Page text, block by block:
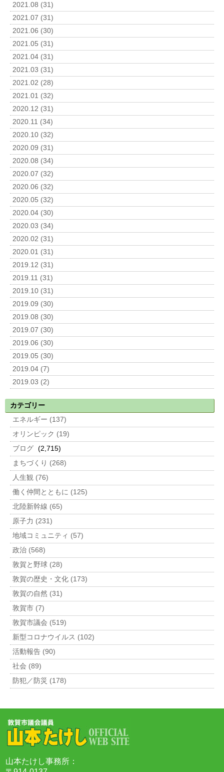
2021.08 (31)
2021.07 (31)
2021.06 (30)
2021.05 (31)
2021.04 (31)
2021.03 (31)
2021.02 (28)
2021.01 (32)
2020.12 (31)
2020.11 (34)
2020.10 (32)
2020.09 (31)
2020.08 (34)
2020.07 (32)
2020.06 (32)
2020.05 (32)
2020.04 (30)
2020.03 (34)
2020.02 (31)
2020.01 (31)
2019.12 (31)
2019.11 (31)
2019.10 (31)
2019.09 (30)
2019.08 (30)
2019.07 (30)
2019.06 (30)
2019.05 (30)
2019.04 (7)
2019.03 (2)
カテゴリー
エネルギー (137)
オリンピック (19)
ブログ (2,715)
まちづくり (268)
人生観 (76)
働く仲間とともに (125)
北陸新幹線 (65)
原子力 (231)
地域コミュニティ (57)
政治 (568)
敦賀と野球 (28)
敦賀の歴史・文化 (173)
敦賀の自然 (31)
敦賀市 (7)
敦賀市議会 (519)
新型コロナウイルス (102)
活動報告 (90)
社会 (89)
防犯／防災 (178)
山本たけし事務所：